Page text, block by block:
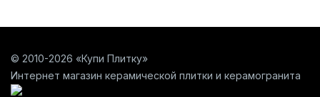
© 2010-2026 «Купи Плитку»
Интернет магазин керамической плитки и керамогранита